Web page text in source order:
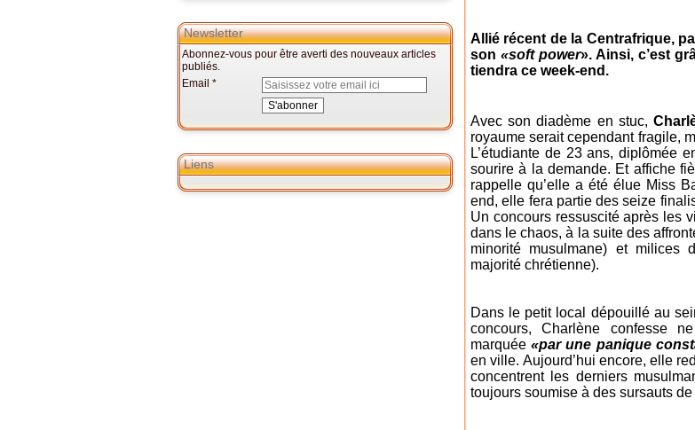
Newsletter
Abonnez-vous pour être averti des nouveaux articles
publiés.
Email
Liens
Allié récent de la Centrafrique,
son «soft power». Ainsi, c’est
tiendra ce week-end.
Avec son diadème en stuc,
royaume serait cependant fragile,
L’étudiante de 23 ans, diplômée
sourire à la demande. Et affiche
rappelle qu’elle a été élue Miss
end, elle fera partie des seize
Un concours ressuscité après les
dans le chaos, à la suite des
minorité musulmane) et milices
majorité chrétienne).
Dans le petit local dépouillé au
concours, Charlène confesse
marquée«par une panique
en ville. Aujourd’hui encore, elle
concentrent les derniers
toujours soumise à des sursauts